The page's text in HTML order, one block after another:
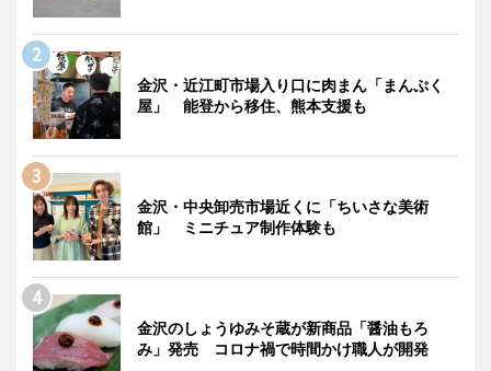
金沢・近江町市場入り口に肉まん「まんぷく
屋」 能登から移住、熊本支援も
金沢・中央卸売市場近くに「ちいさな美術
館」 ミニチュア制作体験も
金沢のしょうゆみそ蔵が新商品「醤油もろ
み」発売 コロナ禍で時間かけ職人が開発